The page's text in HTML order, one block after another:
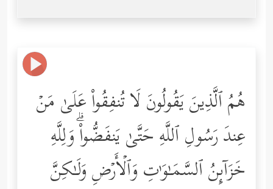
هُمُ ٱلَّذِینَ یَقُولُونَ لَا تُنفِقُواْ عَلَىٰ مَنۡ
عِندَ رَسُولِ ٱللَّهِ حَتَّىٰ یَنفَضُّواْۗ وَلِلَّهِ
خَزَاۤىِٕنُ ٱلسَّمَـٰوَ ٰ⁠تِ وَٱلۡأَرۡضِ وَلَـٰكِنَّ